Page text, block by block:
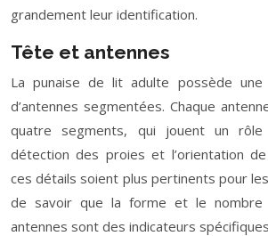
grandement leur identification.
Tête et antennes
La punaise de lit adulte possède
d’antennes segmentées. Chaque
quatre segments, qui jouent un
détection des proies et l’orientation de
ces détails soient plus pertinents pour
de savoir que la forme et le nombre
antennes sont des indicateurs